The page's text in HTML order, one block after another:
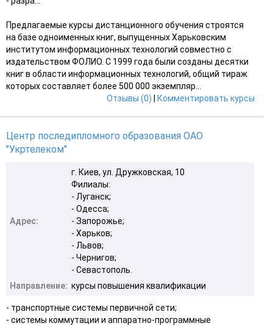
Предлагаемые курсы дистанционного обучения строятся
на базе одноименных книг, выпущенных Харьковским
институтом информационных технологий совместно с
издательством ФОЛИО. С 1999 года были созданы десятки
книг в области информационных технологий, общий тираж
которых составляет более 500 000 экземпляр...
Отзывы (0)
Комментировать курсы
Центр последипломного образования ОАО
"Укртелеком"
Адрес:
г. Киев, ул. Дружковская, 10
Филиалы:
- Луганск;
- Одесса;
- Запорожье;
- Харьков;
- Львов;
- Чернигов;
- Севастополь.
Направление: курсы повышения квалификации
- транспортные системы первичной сети;
- системы коммутации и аппаратно-программные